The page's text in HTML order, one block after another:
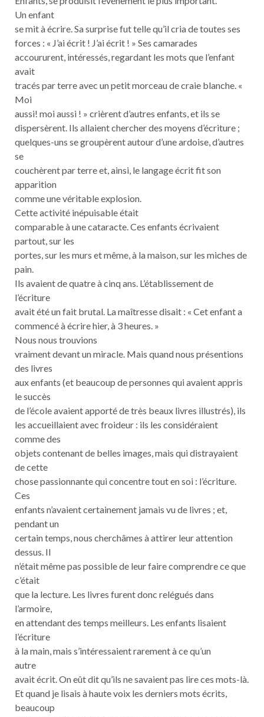
Un enfant
se mit à écrire. Sa surprise fut telle qu’il cria de toutes ses
forces : « J’ai écrit ! J’ai écrit ! » Ses camarades
accoururent, intéressés, regardant les mots que l’enfant
avait
tracés par terre avec un petit morceau de craie blanche. «
Moi
aussi! moi aussi ! » crièrent d’autres enfants, et ils se
dispersèrent. Ils allaient chercher des moyens d’écriture ;
quelques-uns se groupèrent autour d’une ardoise, d’autres
se
couchèrent par terre et, ainsi, le langage écrit fit son
apparition
comme une véritable explosion.
Cette activité inépuisable était
comparable à une cataracte. Ces enfants écrivaient
partout, sur les
portes, sur les murs et même, à la maison, sur les miches de
pain.
Ils avaient de quatre à cinq ans. L’établissement de
l’écriture
avait été un fait brutal. La maîtresse disait : « Cet enfant a
commencé à écrire hier, à 3 heures. »
Nous nous trouvions
vraiment devant un miracle. Mais quand nous présentions
des livres
aux enfants (et beaucoup de personnes qui avaient appris
le succès
de l’école avaient apporté de très beaux livres illustrés), ils
les accueillaient avec froideur : ils les considéraient
comme des
objets contenant de belles images, mais qui distrayaient
de cette
chose passionnante qui concentre tout en soi : l’écriture.
Ces
enfants n’avaient certainement jamais vu de livres ; et,
pendant un
certain temps, nous cherchâmes à attirer leur attention
dessus. Il
n’était même pas possible de leur faire comprendre ce que
c’était
que la lecture. Les livres furent donc relégués dans
l’armoire,
en attendant des temps meilleurs. Les enfants lisaient
l’écriture
à la main, mais s’intéressaient rarement à ce qu’un
autre
avait écrit. On eût dit qu’ils ne savaient pas lire ces mots-là.
Et quand je lisais à haute voix les derniers mots écrits,
beaucoup